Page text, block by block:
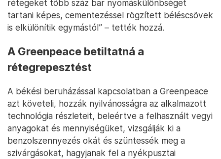
rétegeket több száz bar nyomáskülönbséget
tartani képes, cementezéssel rögzített béléscsövek
is elkülönítik egymástól” – tették hozzá.
A Greenpeace betiltatná a
rétegrepesztést
A békési beruházással kapcsolatban a Greenpeace
azt követeli, hozzák nyilvánosságra az alkalmazott
technológia részleteit, beleértve a felhasznált vegyi
anyagokat és mennyiségüket, vizsgálják ki a
benzolszennyezés okát és szüntessék meg a
szivárgásokat, hagyjanak fel a nyékpusztai